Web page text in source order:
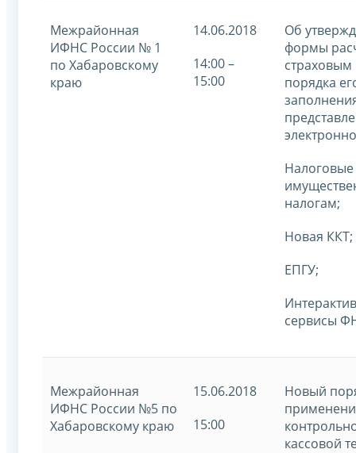
Межрайонная
ИФНС России № 1
по Хабаровскому
краю
14.06.2018
14:00 –
15:00
Об
формы
страховым
порядка
налогам;
Новая ККТ;
ЕПГУ;
сервисы
Межрайонная
ИФНС России №5 по
Хабаровскому краю
15.06.2018
15:00
Новый
кассовой